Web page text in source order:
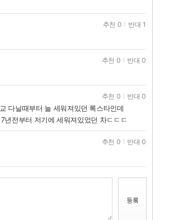
추천 0 반대 1
추천 0 반대 0
다닐때부터 늘 세워져있던 록스타인데
전부터 저기에 세워져있었던 차ㄷㄷㄷ
추천 0 반대 0
추천 0 반대 0